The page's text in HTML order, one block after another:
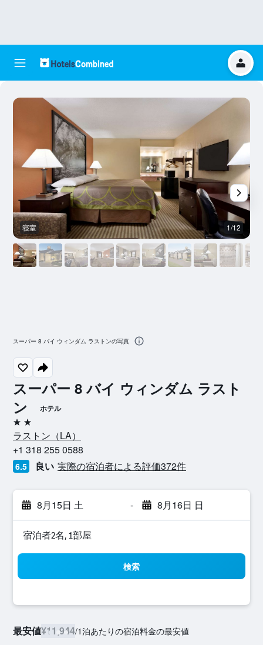
スーパー 8 バイ ウィンダム ラスト
ン
ホテル
2つ星
ラストン​（LA​）​
+1 318 255 0588
6.5 良い 実際の宿泊者による評価372​件
8月15日 土 - 8月16日 日
宿泊者2名, 1​部屋
検索
最安値¥11,944/1泊あたりの宿泊料金の最安値
寝室 1/12
スーパー 8 バイ ウィンダム ラストンの写真